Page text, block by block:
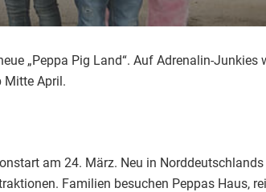
„Peppa Pig Land“. Auf Adrenalin-Junkies
Mitte April.
am 24. März. Neu in
Familien besuchen Peppas Haus,